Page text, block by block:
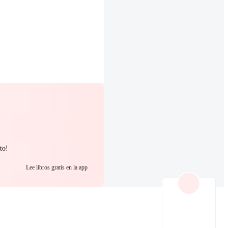
Lee libros gratis en la app